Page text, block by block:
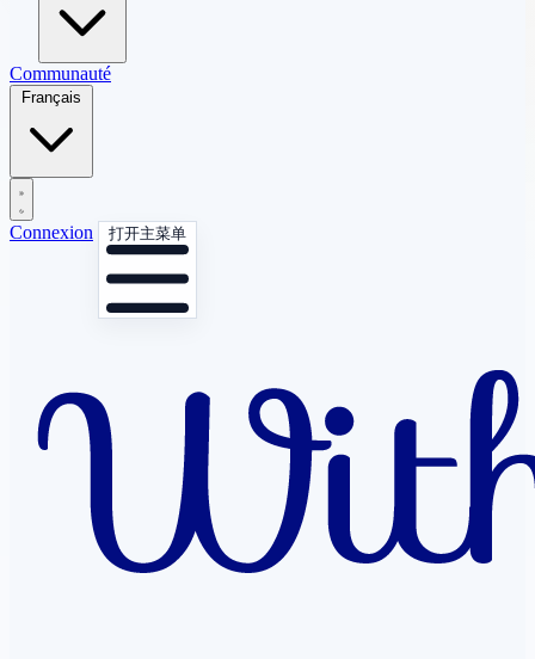
Communauté
Français
Connexion 打开主菜单